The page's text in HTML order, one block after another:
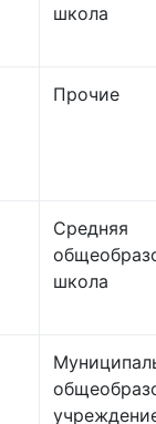
школа
Прочие
Средняя
школа